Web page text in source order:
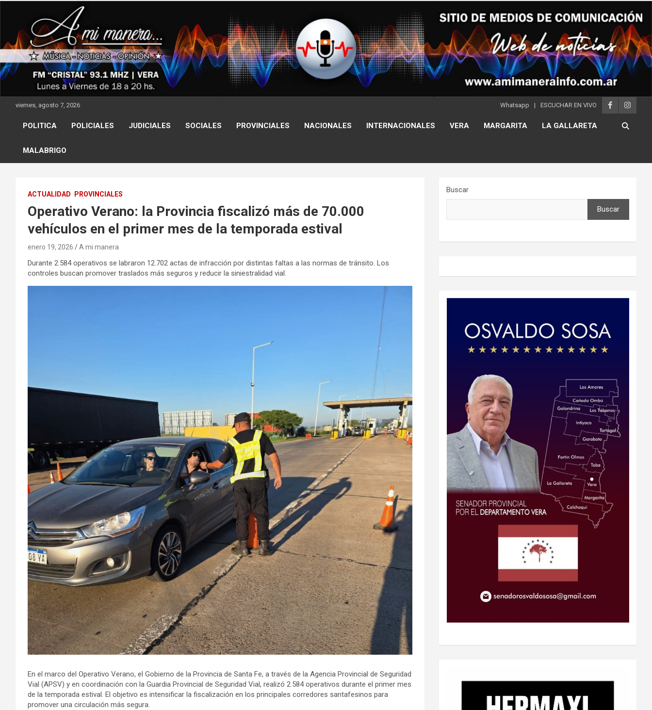
Skip
viernes, agosto 7, 2026 Whatsapp ESCUCHAR EN VIVO
POLITICA POLICIALES JUDICIALES SOCIALES PROVINCIALES NACIONALES INTERNACIONALES VERA MARGARITA LA GALLARETA
MALABRIGO
ACTUALIDAD PROVINCIALES
Operativo Verano: la Provincia fiscalizó más de 70.000
vehículos en el primer mes de la temporada estival
enero 19, 2026 A mi manera
Durante 2.584 operativos se labraron 12.702 actas de infracción por distintas faltas a las normas de tránsito. Los
controles buscan promover traslados más seguros y reducir la siniestralidad vial.
En el marco del Operativo Verano, el Gobierno de la Provincia de Santa Fe, a través de la Agencia Provincial de Seguridad
Vial (APSV) y en coordinación con la Guardia Provincial de Seguridad Vial, realizó 2.584 operativos durante el primer mes
de la temporada estival. El objetivo es intensificar la fiscalización en los principales corredores santafesinos para
promover una circulación más segura.
Buscar
Buscar